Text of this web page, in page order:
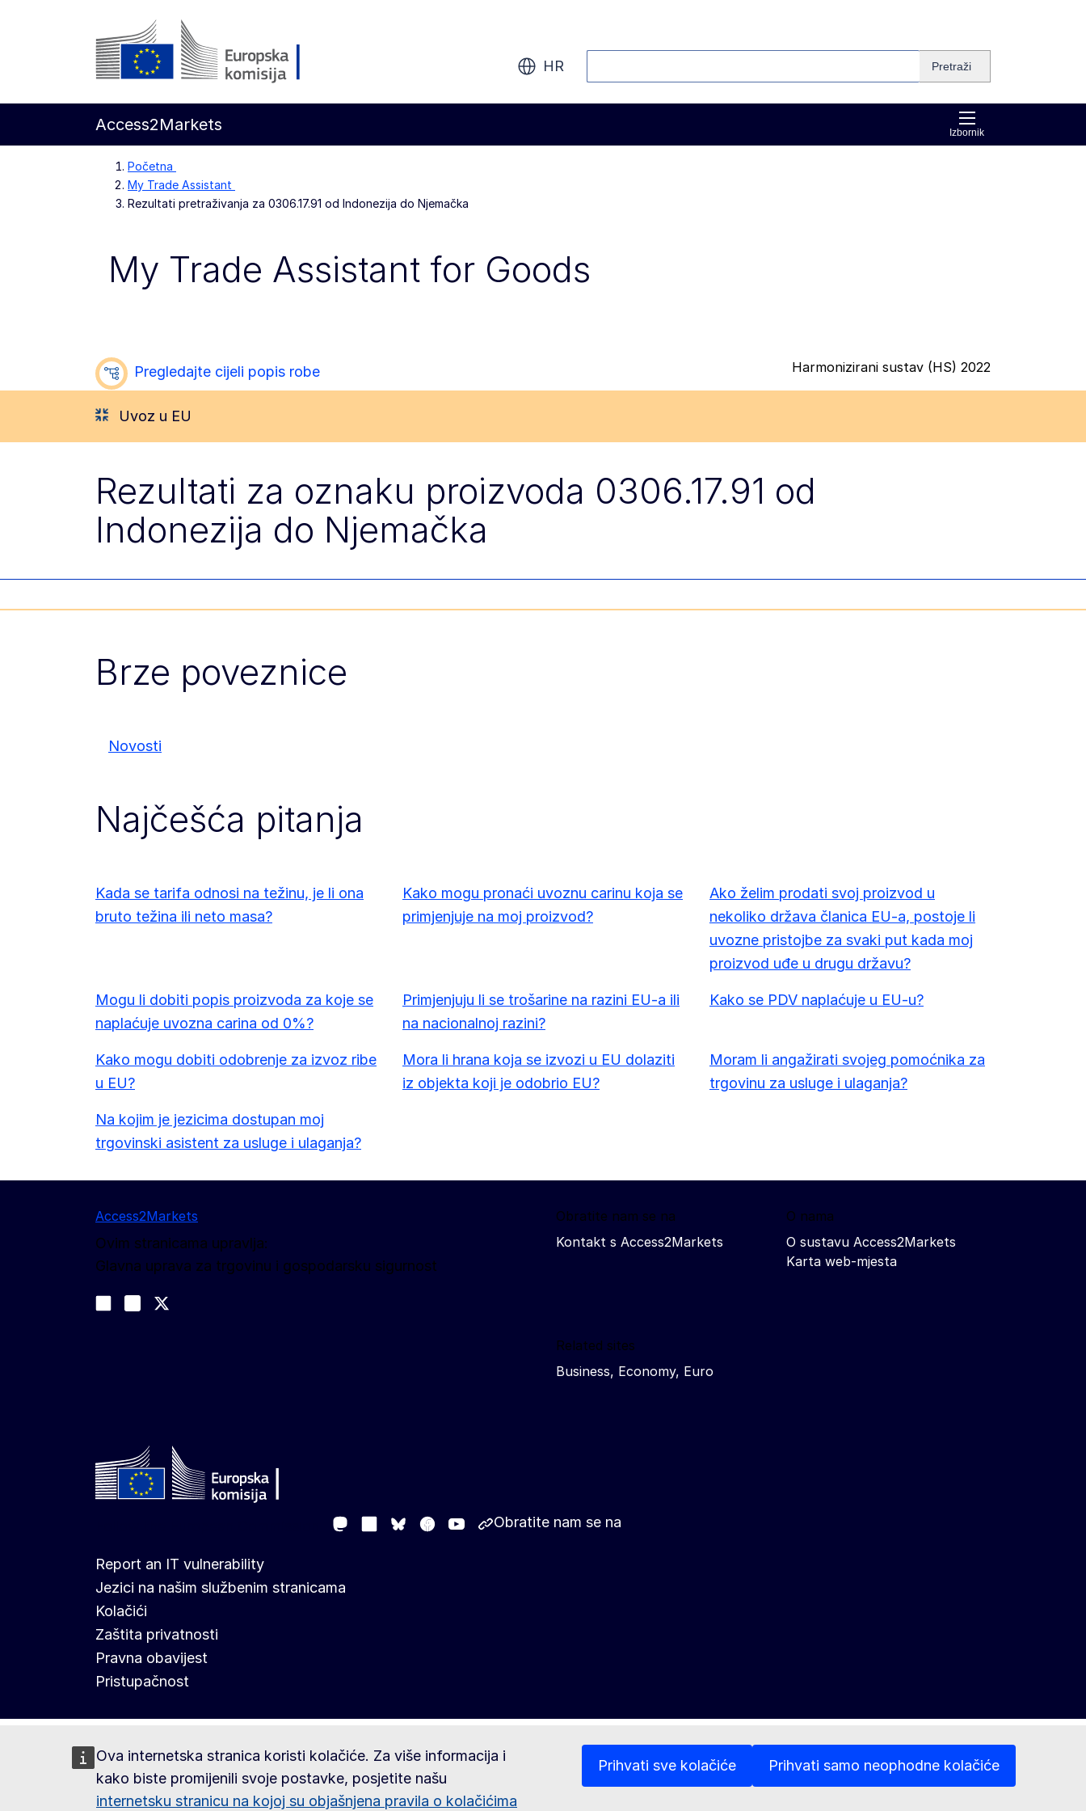
Ova internetska stranica koristi kolačiće. Za više informacija i
kako biste promijenili svoje postavke, posjetite našu
internetsku stranicu na kojoj su objašnjena pravila o kolačićima
Prihvati sve kolačiće Prihvati samo neophodne kolačiće
Prijeđi na glavni sadržaj
HR Pretraži
Izbornik
Access2Markets
Početna
My Trade Assistant
Rezultati pretraživanja za 0306.17.91 od Indonezija do Njemačka
My Trade Assistant for Goods
Pregledajte cijeli popis robe Harmonizirani sustav (HS) 2022
Uvoz u EU
Rezultati za oznaku proizvoda 0306.17.91 od
Indonezija do Njemačka
Brze poveznice
Novosti
Najčešća pitanja
Kada se tarifa odnosi na težinu, je li ona
bruto težina ili neto masa?
Kako mogu pronaći uvoznu carinu koja se
primjenjuje na moj proizvod?
Ako želim prodati svoj proizvod u
nekoliko država članica EU-a, postoje li
uvozne pristojbe za svaki put kada moj
proizvod uđe u drugu državu?
Mogu li dobiti popis proizvoda za koje se
naplaćuje uvozna carina od 0%?
Primjenjuju li se trošarine na razini EU-a ili
na nacionalnoj razini?
Kako se PDV naplaćuje u EU-u?
Kako mogu dobiti odobrenje za izvoz ribe
u EU?
Mora li hrana koja se izvozi u EU dolaziti
iz objekta koji je odobrio EU?
Moram li angažirati svojeg pomoćnika za
trgovinu za usluge i ulaganja?
Na kojim je jezicima dostupan moj
trgovinski asistent za usluge i ulaganja?
Access2Markets
Ovim stranicama upravlja:
Glavna uprava za trgovinu i gospodarsku sigurnost
Join us on LinkedIn
Trade-Off podcast
Obratite nam se na
Kontakt s Access2Markets
O nama
O sustavu Access2Markets
Karta web-mjesta
Related sites
Business, Economy, Euro
MastodonLinkedIn
Bluesky
FacebookYoutubeOther networks
Obratite nam se na
Report an IT vulnerability
Jezici na našim službenim stranicama
Kolačići
Zaštita privatnosti
Pravna obavijest
Pristupačnost